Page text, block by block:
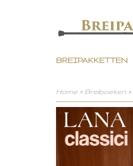
BREIPAKKETTEN
Home > Breiboeken >